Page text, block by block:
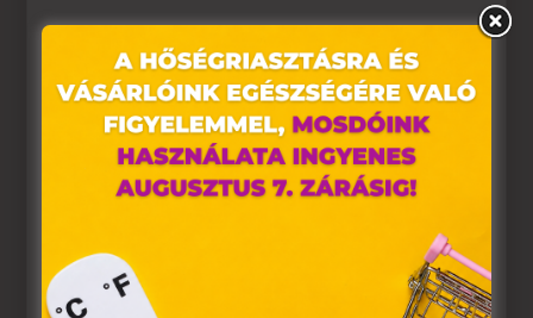
Ez az oldal sütiket használ
Weboldalunkon „cookie"-kat (továbbiakban „süti")
alkalmazunk. Ezek olyan fájlok, melyek információt
tárolnak webes böngészőjében. Ehhez az Ön
hozzájárulása szükséges.
A „sütiket" az elektronikus hírközlésről szóló 2003. évi C.
törvény, az elektronikus kereskedelmi szolgáltatások, az
információs társadalommal összefüggő szolgáltatások
egyes kérdéseiről szóló 2001. évi CVIII. törvény, valamint
az Európai Unió előírásainak megfelelően használjuk.